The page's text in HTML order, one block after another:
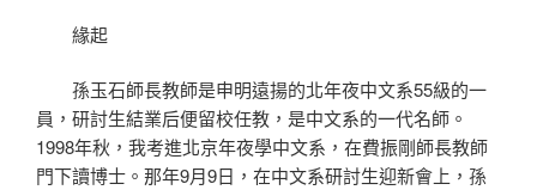
緣起
孫玉石師長教師是申明遠揚的北年夜中文系55級的一
員，研討生結業后便留校任教，是中文系的一代名師。
1998年秋，我考進北京年夜學中文系，在費振剛師長教師
門下讀博士。那年9月9日，在中文系研討生迎新會上，孫